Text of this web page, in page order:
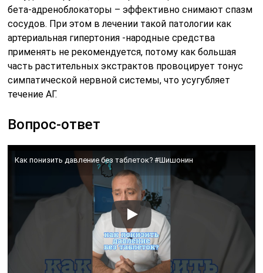
бета-адреноблокаторы – эффективно снимают спазм
сосудов. При этом в лечении такой патологии как
артериальная гипертония -народные средства
применять не рекомендуется, потому как большая
часть растительных экстрактов провоцирует тонус
симпатической нервной системы, что усугубляет
течение АГ.
Вопрос-ответ
Как понизить давление без таблеток? #Шишонин